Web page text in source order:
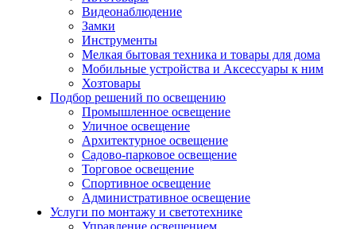
Видеонаблюдение
Замки
Инструменты
Мелкая бытовая техника и товары для дома
Мобильные устройства и Аксессуары к ним
Хозтовары
Подбор решений по освещению
Промышленное освещение
Уличное освещение
Архитектурное освещение
Садово-парковое освещение
Торговое освещение
Спортивное освещение
Административное освещение
Услуги по монтажу и светотехнике
Управление освещением